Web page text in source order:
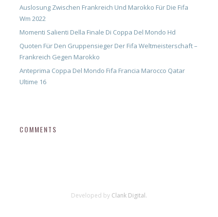
Auslosung Zwischen Frankreich Und Marokko Für Die Fifa
Wm 2022
Momenti Salienti Della Finale Di Coppa Del Mondo Hd
Quoten Für Den Gruppensieger Der Fifa Weltmeisterschaft –
Frankreich Gegen Marokko
Anteprima Coppa Del Mondo Fifa Francia Marocco Qatar
Ultime 16
COMMENTS
Developed by Clank Digital.